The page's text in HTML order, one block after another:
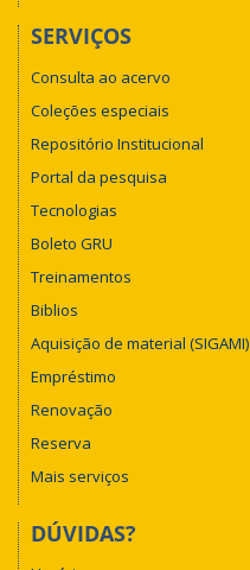
SERVIÇOS
Consulta ao acervo
Coleções especiais
Repositório Institucional
Portal da pesquisa
Tecnologias
Boleto GRU
Treinamentos
Biblios
Aquisição de material (SIGAMI)
Empréstimo
Renovação
Reserva
Mais serviços
DÚVIDAS?